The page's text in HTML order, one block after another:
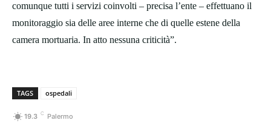
comunque tutti i servizi coinvolti – precisa l’ente – effettuano il
monitoraggio sia delle aree interne che di quelle estene della
camera mortuaria. In atto nessuna criticità”.
TAGS ospedali
19.3 C Palermo